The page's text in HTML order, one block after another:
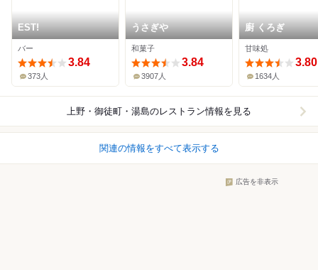
EST!
バー
3.84
373人
うさぎや
和菓子
3.84
3907人
廚 くろぎ
甘味処
3.80
1634人
上野・御徒町・湯島のレストラン情報を見る
関連の情報をすべて表示する
広告を非表示